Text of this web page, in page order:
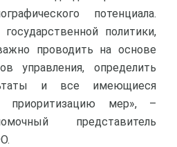
потенциала.
политики,
проводить на основе
управления, определить
и все имеющиеся
приоритизацию мер», –
представитель